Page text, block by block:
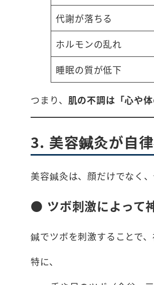
代謝が落ちる
ホルモンの乱れ
睡眠の質が低下
つまり、 肌の不調は「心や体
3. 美容鍼灸が自
美容鍼灸は、顔だけでなく、
● ツボ刺激によって
鍼でツボを刺激することで
特に、